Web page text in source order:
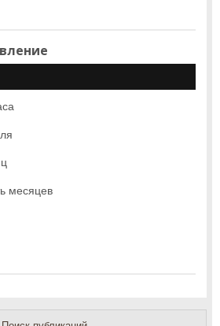
месяцев